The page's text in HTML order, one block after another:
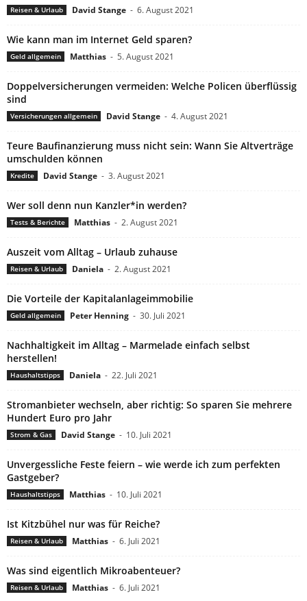
Reisen & Urlaub David Stange - 6. August 2021
Wie kann man im Internet Geld sparen?
Geld allgemein Matthias - 5. August 2021
Doppelversicherungen vermeiden: Welche Policen überflüssig
sind
Versicherungen allgemein David Stange - 4. August 2021
Teure Baufinanzierung muss nicht sein: Wann Sie Altverträge
umschulden können
Kredite David Stange - 3. August 2021
Wer soll denn nun Kanzler*in werden?
Tests & Berichte Matthias - 2. August 2021
Auszeit vom Alltag – Urlaub zuhause
Reisen & Urlaub Daniela - 2. August 2021
Die Vorteile der Kapitalanlageimmobilie
Geld allgemein Peter Henning - 30. Juli 2021
Nachhaltigkeit im Alltag – Marmelade einfach selbst
herstellen!
Haushaltstipps Daniela - 22. Juli 2021
Stromanbieter wechseln, aber richtig: So sparen Sie mehrere
Hundert Euro pro Jahr
Strom & Gas David Stange - 10. Juli 2021
Unvergessliche Feste feiern – wie werde ich zum perfekten
Gastgeber?
Haushaltstipps Matthias - 10. Juli 2021
Ist Kitzbühel nur was für Reiche?
Reisen & Urlaub Matthias - 6. Juli 2021
Was sind eigentlich Mikroabenteuer?
Reisen & Urlaub Matthias - 6. Juli 2021